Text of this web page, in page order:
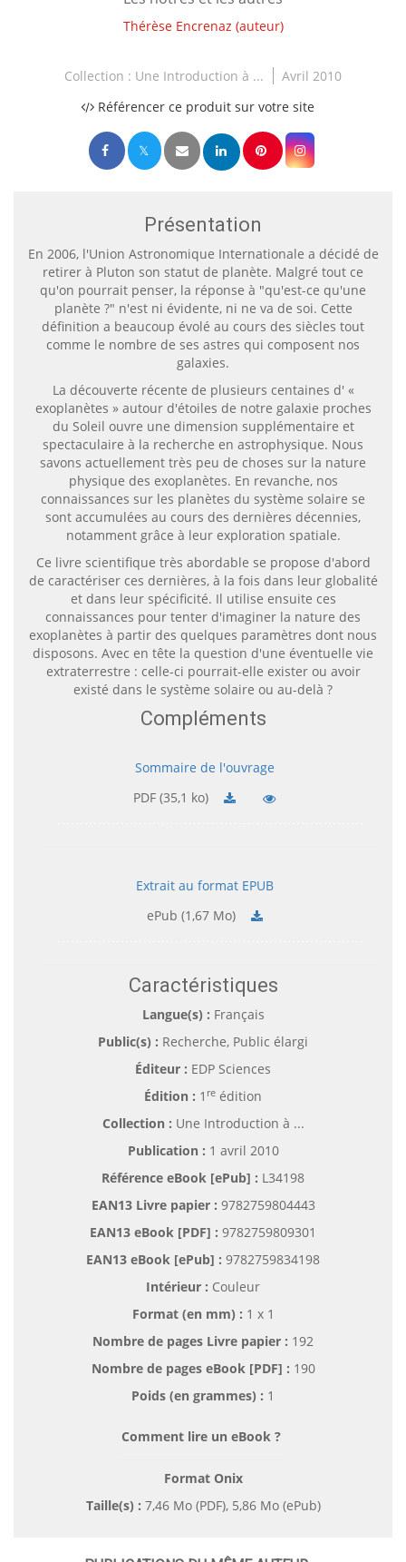
Thérèse Encrenaz (auteur)
Collection : Une Introduction à ...
Avril 2010
Référencer ce produit sur votre site
Présentation
En 2006, l'Union Astronomique Internationale a décidé de
retirer à Pluton son statut de planète. Malgré tout ce
qu'on pourrait penser, la réponse à "qu'est-ce qu'une
planète ?" n'est ni évidente, ni ne va de soi. Cette
définition a beaucoup évolé au cours des siècles tout
comme le nombre de ses astres qui composent nos
galaxies.
La découverte récente de plusieurs centaines d' «
exoplanètes » autour d'étoiles de notre galaxie proches
du Soleil ouvre une dimension supplémentaire et
spectaculaire à la recherche en astrophysique. Nous
savons actuellement très peu de choses sur la nature
physique des exoplanètes. En revanche, nos
connaissances sur les planètes du système solaire se
sont accumulées au cours des dernières décennies,
notamment grâce à leur exploration spatiale.
Ce livre scientifique très abordable se propose d'abord
de caractériser ces dernières, à la fois dans leur globalité
et dans leur spécificité. Il utilise ensuite ces
connaissances pour tenter d'imaginer la nature des
exoplanètes à partir des quelques paramètres dont nous
disposons. Avec en tête la question d'une éventuelle vie
extraterrestre : celle-ci pourrait-elle exister ou avoir
existé dans le système solaire ou au-delà ?
Compléments
Sommaire de l'ouvrage
PDF (35,1 ko)
Extrait au format EPUB
ePub (1,67 Mo)
Caractéristiques
Langue(s) : Français
Public(s) : Recherche, Public élargi
Éditeur : EDP Sciences
Édition : 1 re édition
Collection : Une Introduction à ...
Publication : 1 avril 2010
Référence eBook [ePub] : L34198
EAN13 Livre papier : 9782759804443
EAN13 eBook [PDF] : 9782759809301
EAN13 eBook [ePub] : 9782759834198
Intérieur : Couleur
Format (en mm) : 1 x 1
Nombre de pages Livre papier : 192
Nombre de pages eBook [PDF] : 190
Poids (en grammes) : 1
Comment lire un eBook ?
Format Onix
Taille(s) : 7,46 Mo (PDF), 5,86 Mo (ePub)